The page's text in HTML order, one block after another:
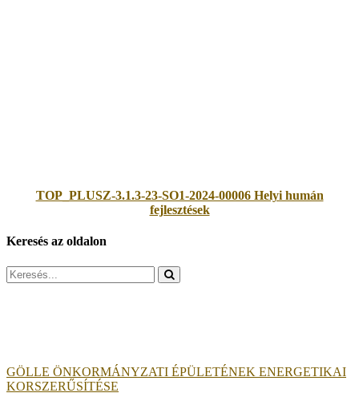
TOP_PLUSZ-3.1.3-23-SO1-2024-00006 Helyi humán
fejlesztések
Keresés az oldalon
Search
for:
GÖLLE ÖNKORMÁNYZATI ÉPÜLETÉNEK ENERGETIKAI
KORSZERŰSÍTÉSE